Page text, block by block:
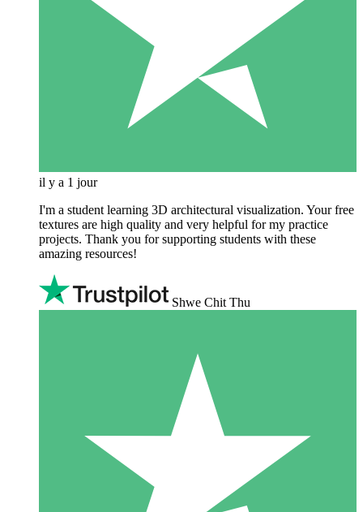
il y a 1 jour
I'm a student learning 3D architectural visualization. Your free
textures are high quality and very helpful for my practice
projects. Thank you for supporting students with these
amazing resources!
Shwe Chit Thu